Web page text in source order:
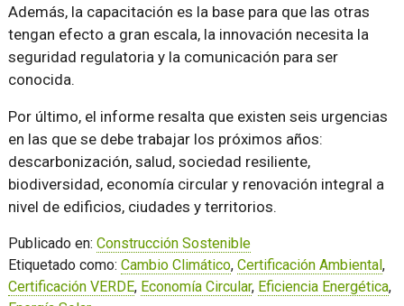
Además, la capacitación es la base para que las otras
tengan efecto a gran escala, la innovación necesita la
seguridad regulatoria y la comunicación para ser
conocida.
Por último, el informe resalta que existen seis urgencias
en las que se debe trabajar los próximos años:
descarbonización, salud, sociedad resiliente,
biodiversidad, economía circular y renovación integral a
nivel de edificios, ciudades y territorios.
Publicado en: Construcción Sostenible
Etiquetado como: Cambio Climático, Certificación Ambiental,
Certificación VERDE, Economía Circular, Eficiencia Energética,